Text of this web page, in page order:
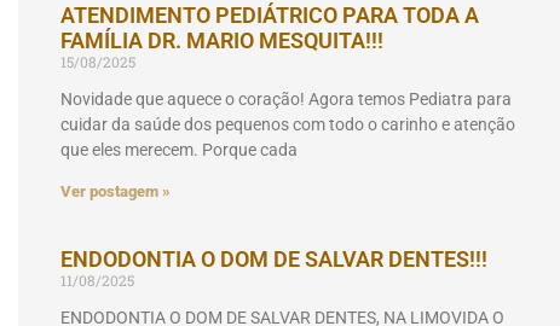
ATENDIMENTO PEDIÁTRICO PARA TODA A
FAMÍLIA DR. MARIO MESQUITA!!!
15/08/2025
Novidade que aquece o coração! Agora temos Pediatra para
cuidar da saúde dos pequenos com todo o carinho e atenção
que eles merecem. Porque cada
Ver postagem »
ENDODONTIA O DOM DE SALVAR DENTES!!!
11/08/2025
ENDODONTIA O DOM DE SALVAR DENTES, NA LIMOVIDA O